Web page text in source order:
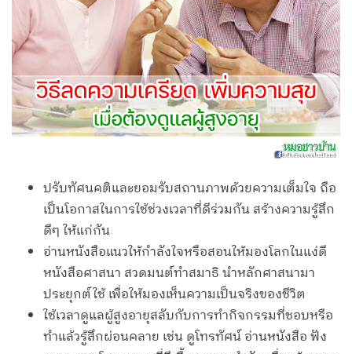
ปรับทัศนคติและยอมรับสถานภาพด้วยความเต็มใจ ถือ
เป็นโอกาสในการใช้ช่วงเวลาที่ดีร่วมกัน สร้างความรู้สึก
ดีๆ ให้แก่กัน
อ่านหนังสือแนวให้กำลังใจหรือสอนให้มองโลกในแง่ดี
หนังสือศาสนา สวดมนต์ทำสมาธิ นำหลักศาสนามา
ประยุกต์ใช้ เพื่อให้มองเห็นความเป็นจริงของชีวิต
ใช้เวลาดูแลผู้สูงอายุสลับกับการทำกิจกรรมที่ชอบหรือ
ทำแล้วรู้สึกผ่อนคลาย เช่น ดูโทรทัศน์ อ่านหนังสือ ฟัง